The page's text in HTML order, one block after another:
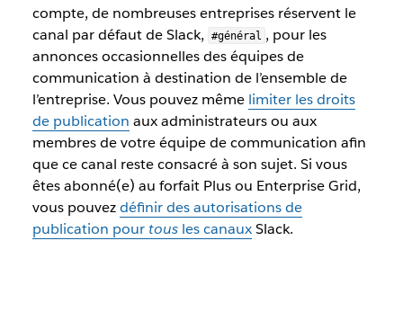
compte, de nombreuses entreprises réservent le
canal par défaut de Slack,
#général , pour les
annonces occasionnelles des équipes de
communication à destination de l’ensemble de
l’entreprise. Vous pouvez même limiter les droits
de publication aux administrateurs ou aux
membres de votre équipe de communication afin
que ce canal reste consacré à son sujet. Si vous
êtes abonné(e) au forfait Plus ou Enterprise Grid,
vous pouvezdéfinir des autorisations de
publication pourtousles canauxSlack.